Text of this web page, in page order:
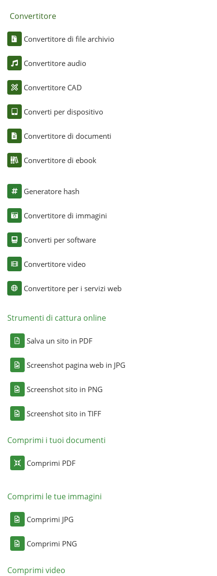
Convertitore
Convertitore di file archivio
Convertitore audio
Convertitore CAD
Converti per dispositivo
Convertitore di documenti
Convertitore di ebook
Generatore hash
Convertitore di immagini
Converti per software
Convertitore video
Convertitore per i servizi web
Strumenti di cattura online
Salva un sito in PDF
Screenshot pagina web in JPG
Screenshot sito in PNG
Screenshot sito in TIFF
Comprimi i tuoi documenti
Comprimi PDF
Comprimi le tue immagini
Comprimi JPG
Comprimi PNG
Comprimi video